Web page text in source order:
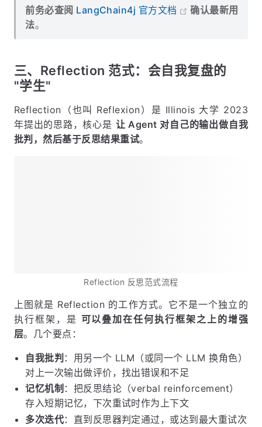
前务必查阅 LangChain4j 官方文档
确认最新用
法。
三、Reflection 范式：会自我复盘的
"学生"
Reflection（也叫 Reflexion）是 Illinois 大学 2023
年提出的思路，核心是 让 Agent 对自己的输出做自我
批判，然后基于反思结果重试。
Reflection 反思范式流程
上图就是 Reflection 的工作方式。它不是一个独立的
执行框架，是 可以叠加在任何执行框架之上的增强
层。几个要点：
自我批判 ：用另一个 LLM（或同一个 LLM 换角色）
对上一次输出做评价，找出错误和不足
记忆机制 ：把反思结论（verbal reinforcement）
存入短期记忆，下次重试时作为上下文
多次迭代：直到反思器判定通过，或达到最大重试次